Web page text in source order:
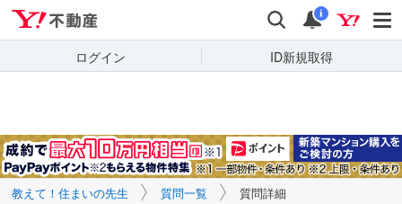
検索 通知
i
ログイン ID新規取得
キーワードで
質問を探す
教えて！住まいの先生 質問一覧 質問詳細